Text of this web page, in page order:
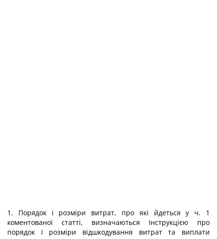
1. Порядок і розміри витрат, про які йдеться у ч. 1
коментованої статті, визначаються Інструкцією про
порядок і розміри відшкодування витрат та виплати